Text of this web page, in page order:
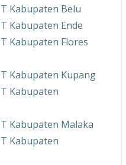
Kabupaten Belu
Kabupaten Ende
Kabupaten Flores
Kabupaten Kupang
Kabupaten
Kabupaten Malaka
Kabupaten